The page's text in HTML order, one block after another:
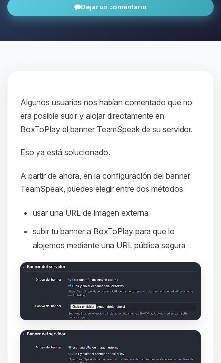
Dejar un comentario
Algunos usuarios nos habían comentado que no
era posible subir y alojar directamente en
BoxToPlay el banner TeamSpeak de su servidor.
Eso ya está solucionado.
A partir de ahora, en la configuración del banner
TeamSpeak, puedes elegir entre dos métodos:
usar una URL de imagen externa
subir tu banner a BoxToPlay para que lo
alojemos mediante una URL pública segura